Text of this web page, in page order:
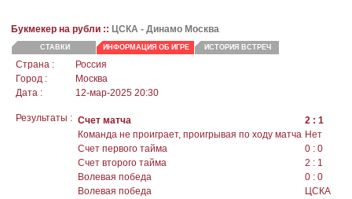
Букмекер на рубли :: ЦСКА - Динамо Москва
СТАВКИ ИНФОРМАЦИЯ ОБ ИГРЕ ИСТОРИЯ ВСТРЕЧ
Страна :
Россия
Город :
Москва
Дата :
12-мар-2025 20:30
Результаты : Счет матча
2 : 1
Команда не проиграет, проигрывая по ходу матча Нет
Счет первого тайма
0 : 0
Счет второго тайма
2 : 1
Волевая победа
0 : 0
Волевая победа
ЦСКА